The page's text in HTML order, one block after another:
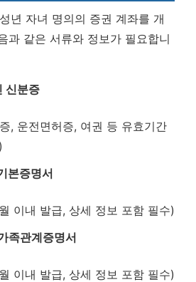
년 자녀 명의의 증권 계좌를 개
과 같은 서류와 정보가 필요합니
신분증
, 운전면허증, 여권 등 유효기간
본증명서
이내 발급, 상세 정보 포함 필수)
족관계증명서
이내 발급, 상세 정보 포함 필수)